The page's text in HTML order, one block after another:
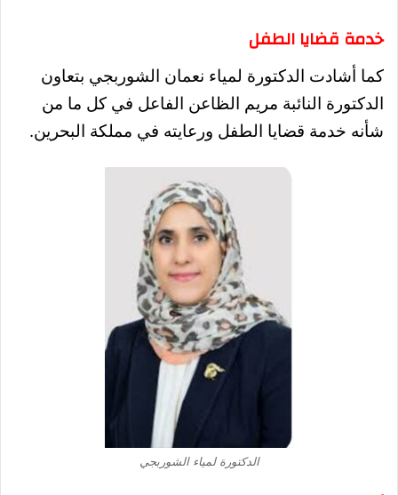
خدمة قضايا الطفل
كما أشادت الدكتورة لمياء نعمان الشوربجي بتعاون
الدكتورة النائبة مريم الظاعن الفاعل في كل ما من
شأنه خدمة قضايا الطفل ورعايته في مملكة البحرين.
الدكتورة لمياء الشوربجي